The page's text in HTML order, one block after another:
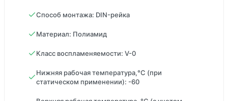
Способ монтажа: DIN-рейка
Материал: Полиамид
Класс воспламеняемости: V-0
Нижняя рабочая температура,°С (при
статическом применении): -60